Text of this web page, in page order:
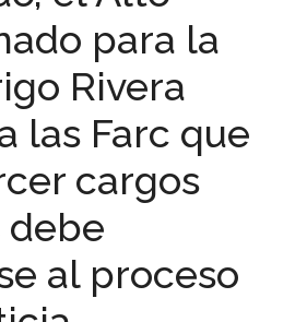
para la
Rivera
las Farc que
cargos
debe
al proceso